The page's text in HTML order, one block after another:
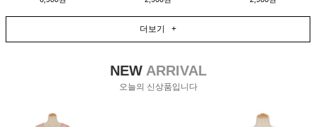
더보기 +
NEWARRIVAL
오늘의 신상품입니다